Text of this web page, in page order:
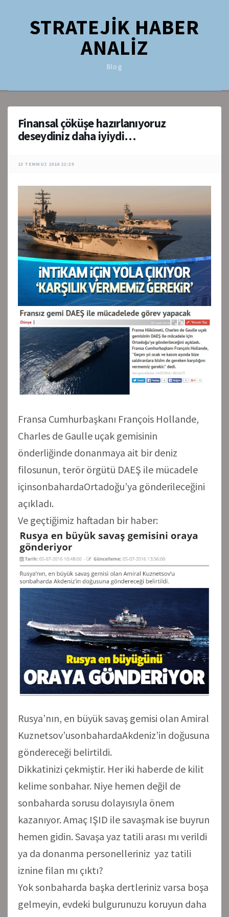
STRATEJİK HABER
ANALİZ
Blog
Finansal çöküşe hazırlanıyoruz
deseydiniz daha iyiydi…
13 TEMMUZ 2016 22:29
Fransa Cumhurbaşkanı François Hollande,
Charles de Gaulle uçak gemisinin
önderliğinde donanmaya ait bir deniz
filosunun, terör örgütü DAEŞ ile mücadele
içinsonbahardaOrtadoğu’ya gönderileceğini
açıkladı.
Ve geçtiğimiz haftadan bir haber:
Rusya’nın, en büyük savaş gemisi olan Amiral
Kuznetsov’usonbahardaAkdeniz’in doğusuna
göndereceği belirtildi.
Dikkatinizi çekmiştir. Her iki haberde de kilit
kelime sonbahar. Niye hemen değil de
sonbaharda sorusu dolayısıyla önem
kazanıyor. Amaç IŞID ile savaşmak ise buyrun
hemen gidin. Savaşa yaz tatili arası mı verildi
ya da donanma personelleriniz yaz tatili
iznine filan mı çıktı?
Yok sonbaharda başka dertleriniz varsa boşa
gelmeyin, evdeki bulgurunuzu koruyun daha